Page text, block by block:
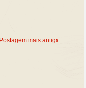
Postagem mais antiga